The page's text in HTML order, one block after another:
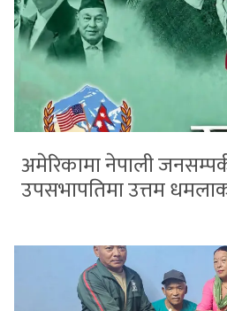
अमेरिकामा नेपाली
उपसभापतिमा उत्तम